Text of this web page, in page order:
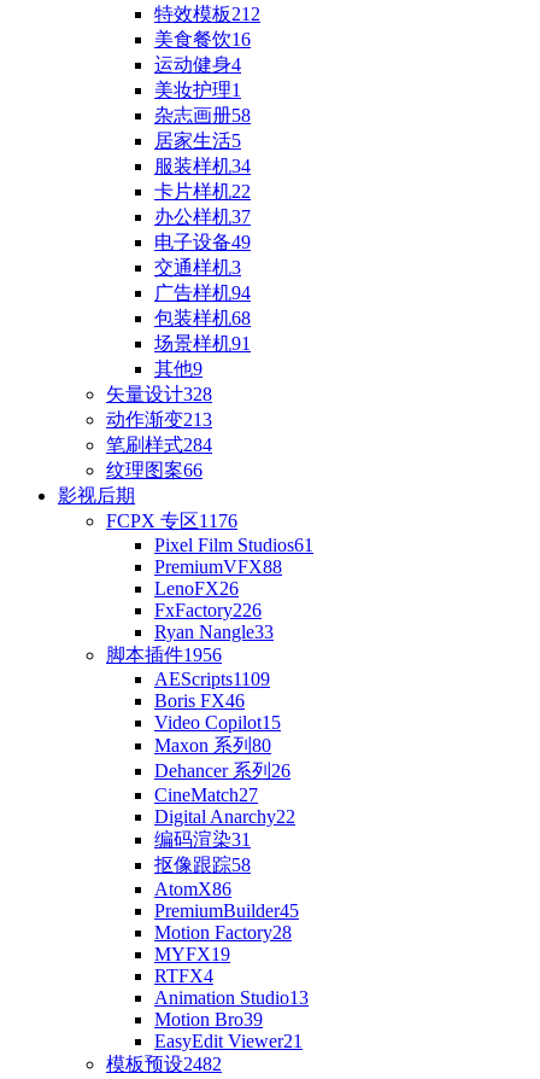
特效模板212
美食餐饮16
运动健身4
美妆护理1
杂志画册58
居家生活5
服装样机34
卡片样机22
办公样机37
电子设备49
交通样机3
广告样机94
包装样机68
场景样机91
其他9
矢量设计328
动作渐变213
笔刷样式284
纹理图案66
影视后期
FCPX 专区1176
Pixel Film Studios61
PremiumVFX88
LenoFX26
FxFactory226
Ryan Nangle33
脚本插件1956
AEScripts1109
Boris FX46
Video Copilot15
Maxon 系列 80
Dehancer 系列 26
CineMatch27
Digital Anarchy22
编码渲染31
抠像跟踪58
AtomX86
PremiumBuilder45
Motion Factory28
MYFX19
RTFX4
Animation Studio13
Motion Bro39
EasyEdit Viewer21
模板预设2482